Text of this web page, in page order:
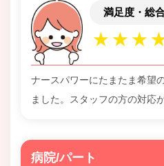
満足度・総
ナースパワーにたまたま希望
ました。スタッフの方の対応
病院/パート